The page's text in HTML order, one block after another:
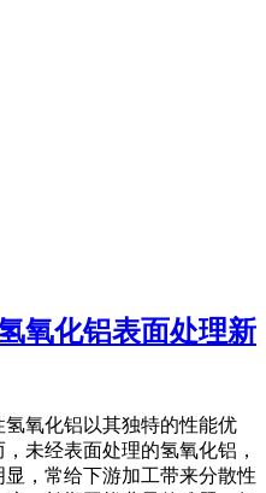
氧化铝表面处理新
氧化铝以其独特的性能优
未经表面处理的氢氧化铝，
，常给下游加工带来分散性